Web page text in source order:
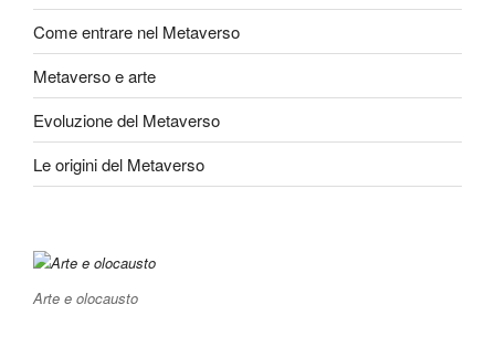
Come entrare nel Metaverso
Metaverso e arte
Evoluzione del Metaverso
Le origini del Metaverso
Arte e olocausto